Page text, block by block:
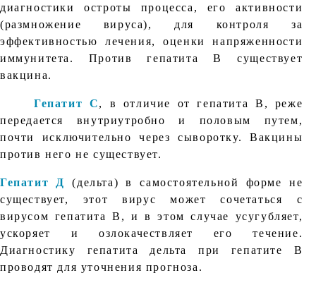
диагностики остроты процесса, его активности
(размножение вируса), для контроля за
эффективностью лечения, оценки напряженности
иммунитета. Против гепатита В существует
вакцина.
Гепатит С, в отличие от гепатита В, реже
передается внутриутробно и половым путем,
почти исключительно через сыворотку. Вакцины
против него не существует.
Гепатит Д
(дельта) в самостоятельной форме не
существует, этот вирус может сочетаться с
вирусом гепатита В, и в этом случае усугубляет,
ускоряет и озлокачествляет его течение.
Диагностику гепатита дельта при гепатите В
проводят для уточнения прогноза.